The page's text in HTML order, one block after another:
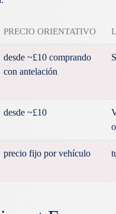
PRECIO ORIENTATIVO
desde ~£10 comprando
con antelación
desde ~£10
precio fijo por vehículo